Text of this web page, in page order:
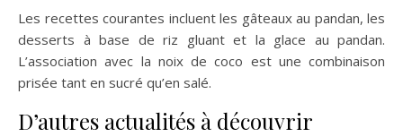
Les recettes courantes incluent les gâteaux au pandan, les
desserts à base de riz gluant et la glace au pandan.
L’association avec la noix de coco est une combinaison
prisée tant en sucré qu’en salé.
D’autres actualités à découvrir